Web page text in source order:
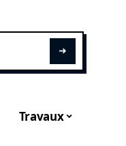
Travaux